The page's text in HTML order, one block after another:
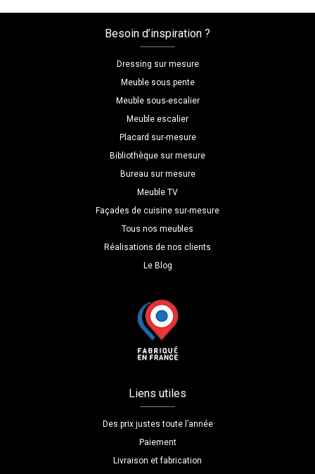
Besoin d’inspiration ?
Dressing sur mesure
Meuble sous pente
Meuble sous-escalier
Meuble escalier
Placard sur-mesure
Bibliothèque sur mesure
Bureau sur mesure
Meuble TV
Façades de cuisine sur-mesure
Tous nos meubles
Réalisations de nos clients
Le Blog
Liens utiles
Des prix justes toute l’année
Paiement
Livraison et fabrication